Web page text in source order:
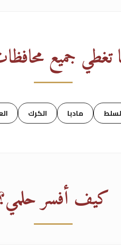
تغطي جميع
مادبا الكرك
كيف أفسر